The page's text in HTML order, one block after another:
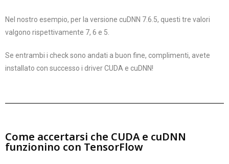
Nel nostro esempio, per la versione cuDNN 7.6.5, questi tre valori
valgono rispettivamente 7, 6 e 5.
Se entrambi i check sono andati a buon fine, complimenti, avete
installato con successo i driver CUDA e cuDNN!
Come accertarsi che CUDA e cuDNN
funzionino con TensorFlow